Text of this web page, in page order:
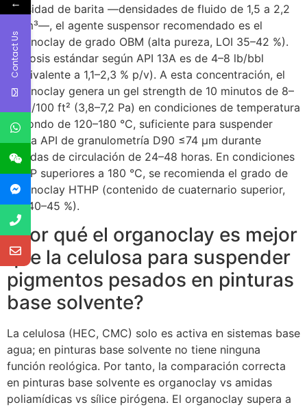
densidad de barita —densidades de fluido de 1,5 a 2,2
g/cm³—, el agente suspensor recomendado es el
organoclay de grado OBM (alta pureza, LOI 35–42 %).
La dosis estándar según API 13A es de 4–8 lb/bbl
(equivalente a 1,1–2,3 % p/v). A esta concentración, el
organoclay genera un gel strength de 10 minutos de 8–
15 lb/100 ft² (3,8–7,2 Pa) en condiciones de temperatura
de fondo de 120–180 °C, suficiente para suspender
barita API de granulometría D90 ≤74 μm durante
paradas de circulación de 24–48 horas. En condiciones
HTHP superiores a 180 °C, se recomienda el grado de
organoclay HTHP (contenido de cuaternario superior,
LOI 40–45 %).
¿Por qué el organoclay es mejor
que la celulosa para suspender
pigmentos pesados en pinturas
base solvente?
La celulosa (HEC, CMC) solo es activa en sistemas base
agua; en pinturas base solvente no tiene ninguna
función reológica. Por tanto, la comparación correcta
en pinturas base solvente es organoclay vs amidas
poliamídicas vs sílice pirógena. El organoclay supera a
Contact Us